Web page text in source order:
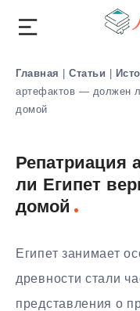
Главная | Статьи |
артефактов — должен
домой
Репатриация
ли Египет
домой
Египет занимает
древности стали
представления о